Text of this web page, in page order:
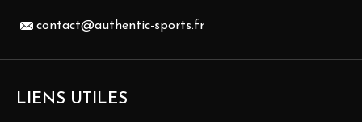
contact@authentic-sports.fr
LIENS UTILES